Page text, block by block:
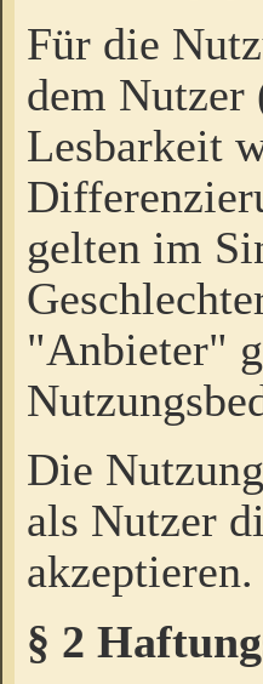
Für die
dem Nutzer
Lesbarkeit
gelten im
"Anbieter"
Die
als Nutzer
akzeptieren.
§ 2